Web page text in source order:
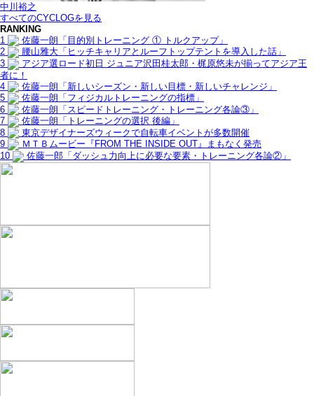
中川裕之
すべてのCYCLOGを見る
RANKING
1
佐藤一朗「目的別トレーニング ① トルクアップ」
2
腰山雅大「ヒッチキャリアとルーフトップテントを導入した話」
3
アジア選ロード初日 ジュニア沢田桂太郎・梶原悠未が揃ってアジア王
者に！
4
佐藤一朗「新しいシーズン・新しい目標・新しいチャレンジ」
5
佐藤一朗「フィジカルトレーニングの指標」
6
佐藤一朗「スピードトレーニング・トレーニング各論③」
7
佐藤一朗「トレーニングの選択 後編」
8
東京デザイナーズウィークで自転車イベントが多数開催
9
ＭＴＢムービー『FROM THE INSIDE OUT』まもなく発売
10
佐藤一郎「ダッシュ力向上に必要な要素・トレーニング各論②」